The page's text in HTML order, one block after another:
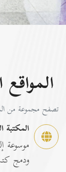
المواقع
تصفح مجموعة من
المكتبة
موسوعة
ودمج